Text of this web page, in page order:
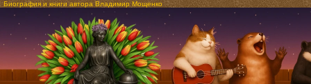
Биография и книги автора Владимир Мощенко